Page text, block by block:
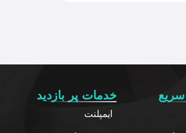
خدمات پر بازدید
ایمپلنت